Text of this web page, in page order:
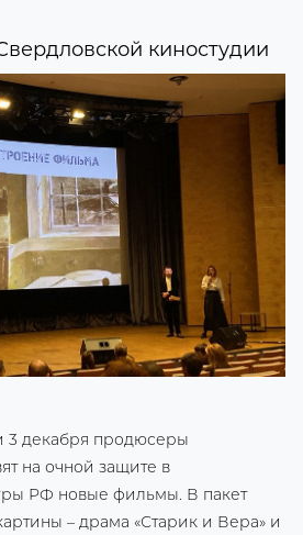
киностудии
3 декабря продюсеры
на очной защите в
РФ новые фильмы. В пакет
– драма «Старик и Вера» и